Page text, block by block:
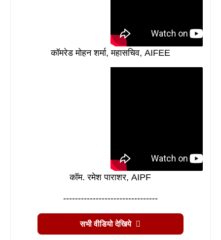
कॉमरेड मोहन शर्मा, महासचिव, AIFEE
कॉम. रमेश पाराशर, AIPF
--------------------------------
सभी वीडियो देखिये